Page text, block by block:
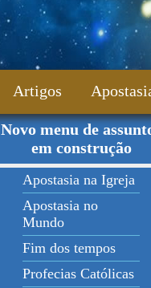
Artigos
Fale Conosco
Novo menu de
em construção
Apostasia na Igreja
Apostasia no
Mundo
Fim dos tempos
Profecias Católicas